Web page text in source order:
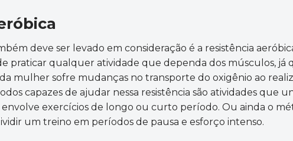
deve ser levado em consideração é a resistência
praticar qualquer atividade que dependa dos músculos, já
mulher sofre mudanças no transporte do oxigênio ao
capazes de ajudar nessa resistência são atividades que
exercícios de longo ou curto período. Ou ainda o
um treino em períodos de pausa e esforço intenso.